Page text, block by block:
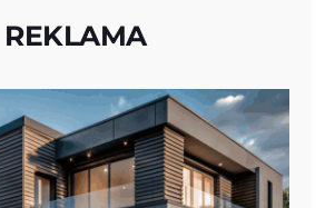
REKLAMA